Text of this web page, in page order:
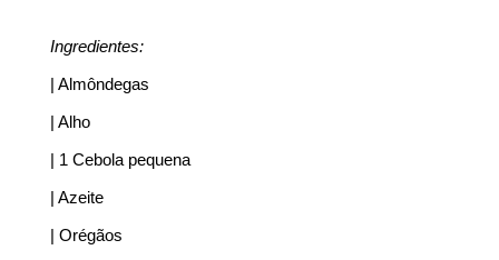
Ingredientes:
| Almôndegas
| Alho
| 1 Cebola pequena
| Azeite
| Orégãos